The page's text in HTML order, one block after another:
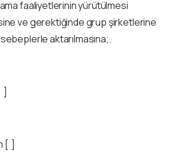
faaliyetlerinin yürütülmesi
ve gerektiğinde grup şirketlerine
aktarılmasına;.
]
[ ]